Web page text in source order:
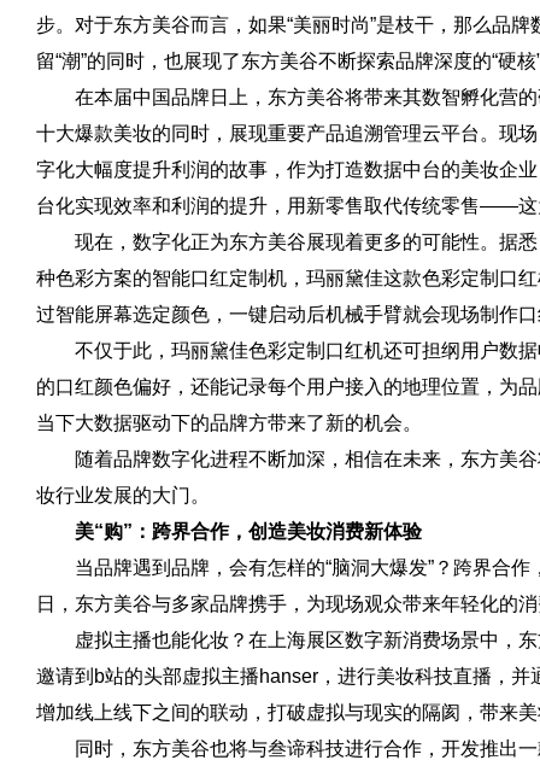
步。对于东方美谷而言，如果“美丽时尚”是枝干，那么品
留“潮”的同时，也展现了东方美谷不断探索品牌深度的“硬核
在本届中国品牌日上，东方美谷将带来其数智孵化营
十大爆款美妆的同时，展现重要产品追溯管理云平台。现
字化大幅度提升利润的故事，作为打造数据中台的美妆企
台化实现效率和利润的提升，用新零售取代传统零售——
现在，数字化正为东方美谷展现着更多的可能性。据
种色彩方案的智能口红定制机，玛丽黛佳这款色彩定制口
过智能屏幕选定颜色，一键启动后机械手臂就会现场制作
不仅于此，玛丽黛佳色彩定制口红机还可担纲用户数
的口红颜色偏好，还能记录每个用户接入的地理位置，为
当下大数据驱动下的品牌方带来了新的机会。
随着品牌数字化进程不断加深，相信在未来，东方美
妆行业发展的大门。
美“购”：跨界合作，创造美妆消费新体验
当品牌遇到品牌，会有怎样的“脑洞大爆发”？跨界合
日，东方美谷与多家品牌携手，为现场观众带来年轻化的
虚拟主播也能化妆？在上海展区数字新消费场景中，
邀请到b站的头部虚拟主播hanser，进行美妆科技直播，
增加线上线下之间的联动，打破虚拟与现实的隔阂，带来
同时，东方美谷也将与叁谛科技进行合作，开发推出